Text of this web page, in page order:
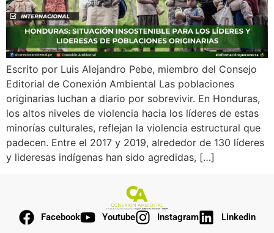
Escrito por Luis Alejandro Pebe, miembro del Consejo
Editorial de Conexión Ambiental Las poblaciones
originarias luchan a diario por sobrevivir. En Honduras,
los altos niveles de violencia hacia los líderes de estas
minorías culturales, reflejan la violencia estructural que
padecen. Entre el 2017 y 2019, alrededor de 130 líderes
y lideresas indígenas han sido agredidas, […]
Facebook Youtube Instagram Linkedin